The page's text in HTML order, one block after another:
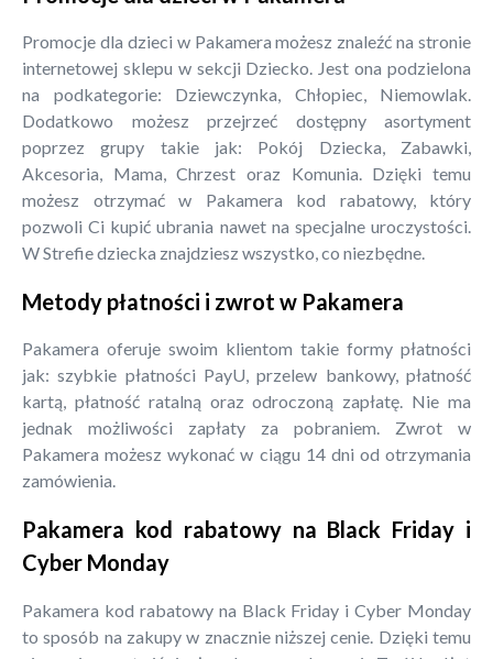
Promocje dla dzieci w Pakamera możesz znaleźć na stronie
internetowej sklepu w sekcji Dziecko. Jest ona podzielona
na podkategorie: Dziewczynka, Chłopiec, Niemowlak.
Dodatkowo możesz przejrzeć dostępny asortyment
poprzez grupy takie jak: Pokój Dziecka, Zabawki,
Akcesoria, Mama, Chrzest oraz Komunia. Dzięki temu
możesz otrzymać w Pakamera kod rabatowy, który
pozwoli Ci kupić ubrania nawet na specjalne uroczystości.
W Strefie dziecka znajdziesz wszystko, co niezbędne.
Metody płatności i zwrot w Pakamera
Pakamera oferuje swoim klientom takie formy płatności
jak: szybkie płatności PayU, przelew bankowy, płatność
kartą, płatność ratalną oraz odroczoną zapłatę. Nie ma
jednak możliwości zapłaty za pobraniem. Zwrot w
Pakamera możesz wykonać w ciągu 14 dni od otrzymania
zamówienia.
Pakamera kod rabatowy na Black Friday i
Cyber Monday
Pakamera kod rabatowy na Black Friday i Cyber Monday
to sposób na zakupy w znacznie niższej cenie. Dzięki temu